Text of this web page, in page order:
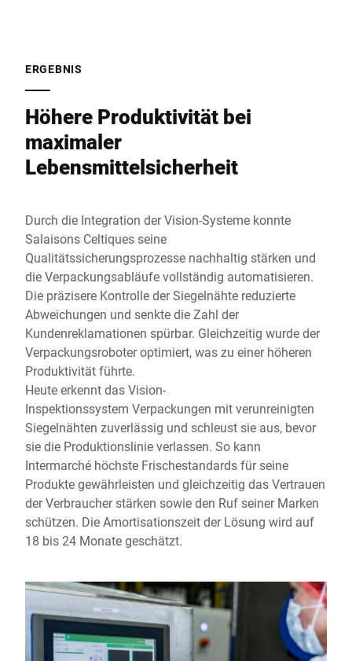
ERGEBNIS
Höhere Produktivität bei
maximaler
Lebensmittelsicherheit
Durch die Integration der Vision-Systeme konnte
Salaisons Celtiques seine
Qualitätssicherungsprozesse nachhaltig stärken und
die Verpackungsabläufe vollständig automatisieren.
Die präzisere Kontrolle der Siegelnähte reduzierte
Abweichungen und senkte die Zahl der
Kundenreklamationen spürbar. Gleichzeitig wurde der
Verpackungsroboter optimiert, was zu einer höheren
Produktivität führte.
Heute erkennt das Vision-
Inspektionssystem Verpackungen mit verunreinigten
Siegelnähten zuverlässig und schleust sie aus, bevor
sie die Produktionslinie verlassen. So kann
Intermarché höchste Frischestandards für seine
Produkte gewährleisten und gleichzeitig das Vertrauen
der Verbraucher stärken sowie den Ruf seiner Marken
schützen. Die Amortisationszeit der Lösung wird auf
18 bis 24 Monate geschätzt.